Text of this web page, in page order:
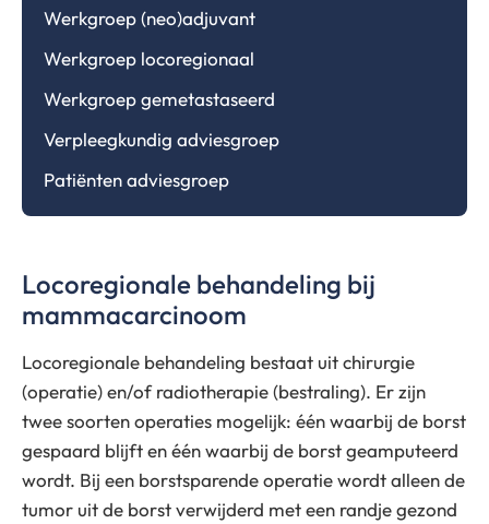
Locoregionale behandeling bij
mammacarcinoom
Locoregionale behandeling bestaat uit chirurgie
(operatie) en/of radiotherapie (bestraling). Er zijn
twee soorten operaties mogelijk: één waarbij de borst
gespaard blijft en één waarbij de borst geamputeerd
wordt. Bij een borstsparende operatie wordt alleen de
tumor uit de borst verwijderd met een randje gezond
Werkgroep (neo)adjuvant
Werkgroep locoregionaal
Werkgroep gemetastaseerd
Verpleegkundig adviesgroep
Patiënten adviesgroep